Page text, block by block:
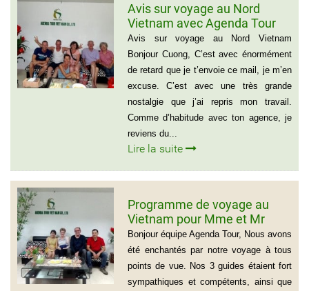
Avis sur voyage au Nord
Vietnam avec Agenda Tour
Vietnam
Avis sur voyage au Nord Vietnam
Bonjour Cuong, C’est avec énormément
de retard que je t’envoie ce mail, je m’en
excuse. C’est avec une très grande
nostalgie que j’ai repris mon travail.
Comme d’habitude avec ton agence, je
reviens du...
Lire la suite
Programme de voyage au
Vietnam pour Mme et Mr
BOUVART
Bonjour équipe Agenda Tour, Nous avons
été enchantés par notre voyage à tous
points de vue. Nos 3 guides étaient fort
sympathiques et compétents, ainsi que